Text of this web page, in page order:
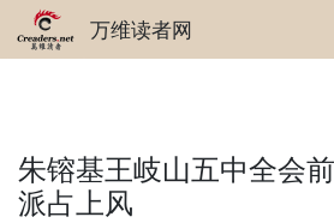
万维读者网
朱镕基王岐山五中全会
派占上风